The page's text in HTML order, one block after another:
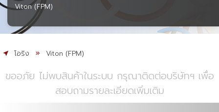
Viton (FPM)
โอริง Viton (FPM)
ขออภัย ไม่พบสินค้าในระบบ กรุณาติดต่อบริษัทฯ เพื่อ
สอบถามรายละเอียดเพิ่มเติม